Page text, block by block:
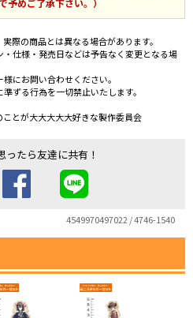
めご了承下さい。）
際の商品とは異なる場合があります。
仕様・発売日などは予告なく変更となる場
にお問い合わせください。
ずる行為を一切禁止いたします。
とが大大大大大好きな製作委員会
ったら友達に共有！
4549970497022 / 4746-1540